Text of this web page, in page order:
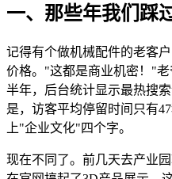
一、那些年我们踩
记得有个做机械配件的老客
价格。"这都是商业机密！"
半年，后台统计显示最热搜
是，访客平均停留时间只有
上"企业文化"四个字。
现在不同了。前几天去产业